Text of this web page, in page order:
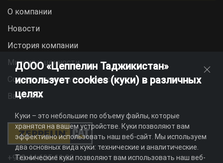
О компании
Новости
История компании
Миссия и ценности
Социальная ответственность
Вакансии
+992 44 625 11 22
ДООО «Цеппелин Таджикистан»
использует cookies (куки) в различных
целях
Куки – это небольшие по объему файлы, которые
хранятся на вашем устройстве. Куки позволяют вам
эффективно использовать наш веб-сайт. Мы используем
два основных вида куки: технические и аналитические.
Технические куки позволяют вам использовать наш веб-